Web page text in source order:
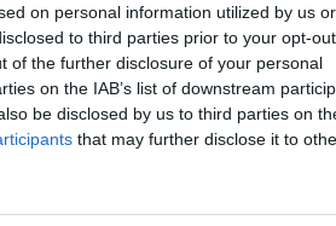
on personal information utilized by us or
to third parties prior to your opt-
of the further disclosure of your personal
on the IAB’s list of downstream
be disclosed by us to third parties on
that may further disclose it to